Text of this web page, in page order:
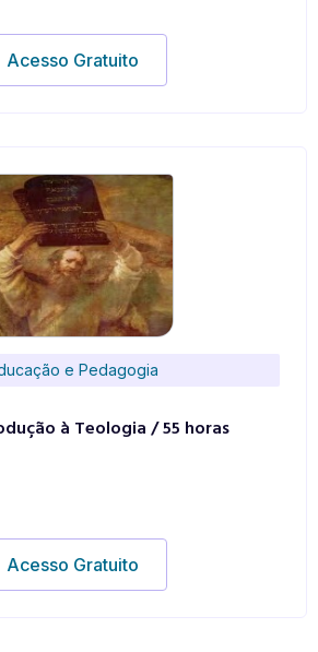
Acesso Gratuito
e Pedagogia
à Teologia / 55 horas
Acesso Gratuito